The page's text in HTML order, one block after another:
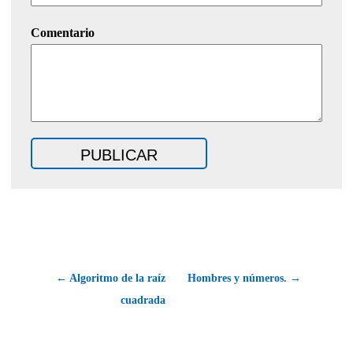
Comentario
← Algoritmo de la raíz
cuadrada
Hombres y números. →